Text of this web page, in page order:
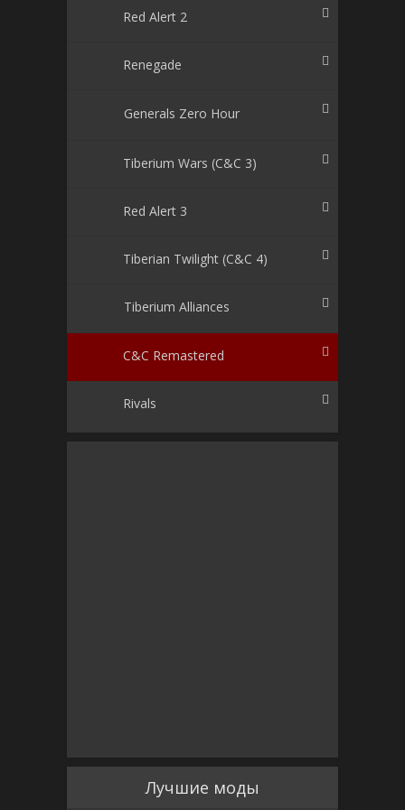
Red Alert 2
Renegade
Generals Zero Hour
Tiberium Wars (C&C 3)
Red Alert 3
Tiberian Twilight (C&C 4)
Tiberium Alliances
C&C Remastered
Rivals
Лучшие моды